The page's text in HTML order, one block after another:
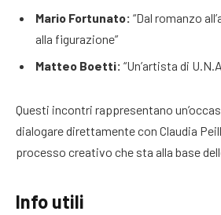
Mario Fortunato: “Dal romanzo
alla figurazione”
Matteo Boetti: “Un’artista di
Questi incontri rappresentano
dialogare direttamente con Claudia
processo creativo che sta alla base
Info utili